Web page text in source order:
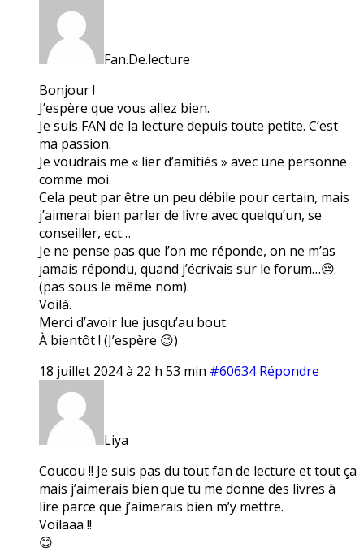
Fan.De.lecture
Bonjour !
J’espère que vous allez bien.
Je suis FAN de la lecture depuis toute petite. C’est
ma passion.
Je voudrais me « lier d’amitiés » avec une personne
comme moi.
Cela peut par être un peu débile pour certain, mais
j’aimerai bien parler de livre avec quelqu’un, se
conseiller, ect…
Je ne pense pas que l’on me réponde, on ne m’as
jamais répondu, quand j’écrivais sur le forum…😔
(pas sous le même nom).
Voilà.
Merci d’avoir lue jusqu’au bout.
À bientôt ! (J’espère 😉)
18 juillet 2024 à 22 h 53 min #60634 Répondre
Liya
Coucou !! Je suis pas du tout fan de lecture et tout ça
mais j’aimerais bien que tu me donne des livres à
lire parce que j’aimerais bien m’y mettre.
Voilaaa !!
😊